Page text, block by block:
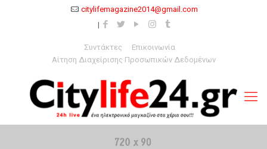
citylifemagazine2014@gmail.com
Συντάκτες
Επικοινωνία
Αίτηση Διαχείρισης Προσωπικών Δεδομένων